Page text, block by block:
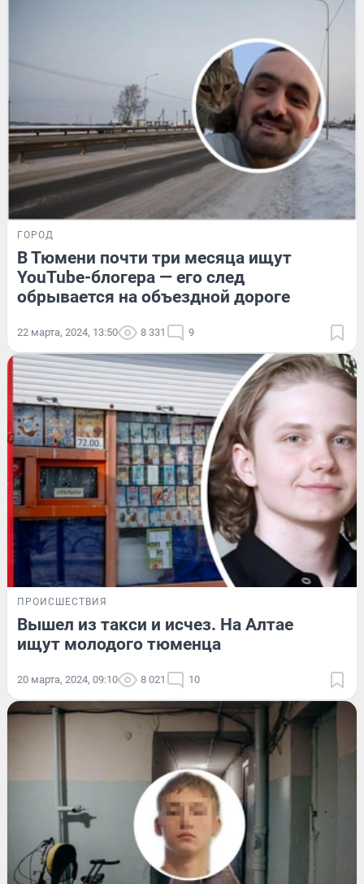
ГОРОД
В Тюмени почти три месяца ищут
YouTube-блогера — его след
обрывается на объездной дороге
22 марта, 2024, 13:50 8 331 9
ПРОИСШЕСТВИЯ
Вышел из такси и исчез. На Алтае
ищут молодого тюменца
20 марта, 2024, 09:10 8 021 10